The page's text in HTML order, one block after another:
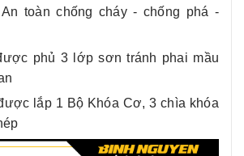
toàn chống cháy - chống phá -
phủ 3 lớp sơn tránh phai mầu
lắp 1 Bộ Khóa Cơ, 3 chìa khóa